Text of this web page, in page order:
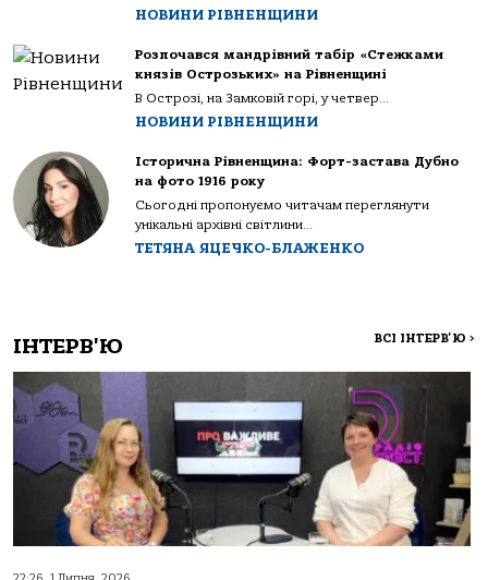
НОВИНИ РІВНЕНЩИНИ
Розпочався мандрівний табір «Стежками
князів Острозьких» на Рівненщині
В Острозі, на Замковій горі, у четвер...
НОВИНИ РІВНЕНЩИНИ
Історична Рівненщина: Форт-застава Дубно
на фото 1916 року
Сьогодні пропонуємо читачам переглянути
унікальні архівні світлини...
ТЕТЯНА ЯЦЕЧКО-БЛАЖЕНКО
ІНТЕРВ'Ю ВСІ ІНТЕРВ'Ю >